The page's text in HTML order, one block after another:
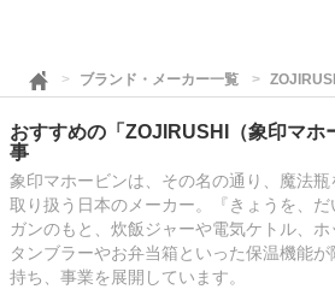
ブランド・メーカー一覧
おすすめの「ZOJIRUSHI（象印マホ
事
象印マホービンは、その名の通り、魔法
取り扱う日本のメーカー。『きょうを、
ガンのもと、炊飯ジャーや電気ケトル、
タンブラーやお弁当箱といった保温機能
持ち、事業を展開しています。